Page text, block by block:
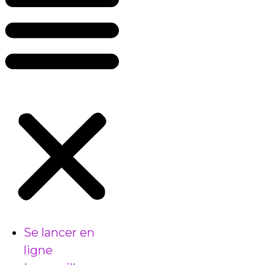
Se lancer en
ligne